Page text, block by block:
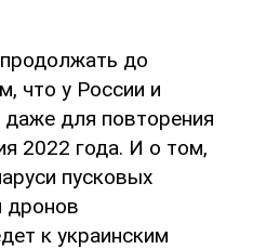
до
что у России и
для повторения
2022 года. И о том,
пусковых
дронов
к украинским